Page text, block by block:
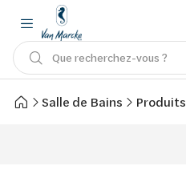
Que recherchez-vous ?
Salle de Bains Produits